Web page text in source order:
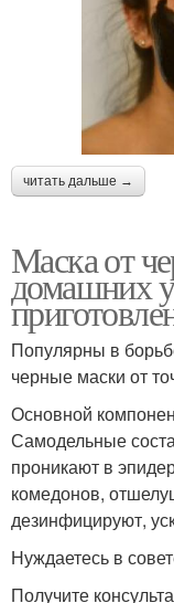
читать дальше →
Маска от
домашних
Популярны в
черные маски от
Основной
Самодельные
проникают в
комедонов,
дезинфицируют,
Нуждаетесь в
Получите